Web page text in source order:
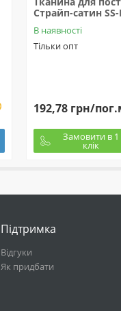
Страйп-сатин
В наявності
Тільки опт
192,78 грн/
Замовити в 1
клік
Підтримка
Відгуки
Як придбати